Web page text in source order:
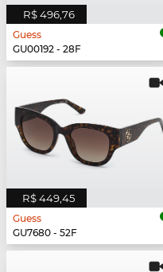
R$ 496,76
Guess
GU00192 - 28F
R$ 449,45
Guess
GU7680 - 52F